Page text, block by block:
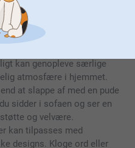
billede glæde og
kan genopleve særlige
atmosfære i hjemmet.
at slappe af med en pude
sidder i sofaen og ser en
og velvære.
kan tilpasses med
designs. Kloge ord eller